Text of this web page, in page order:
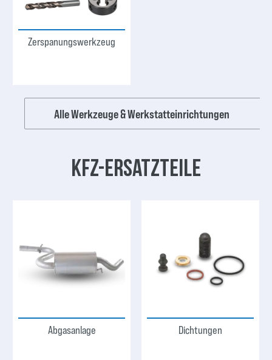
Zerspanungswerkzeug
Alle Werkzeuge & Werkstatteinrichtungen
KFZ-Ersatzteile
Abgasanlage Dichtungen